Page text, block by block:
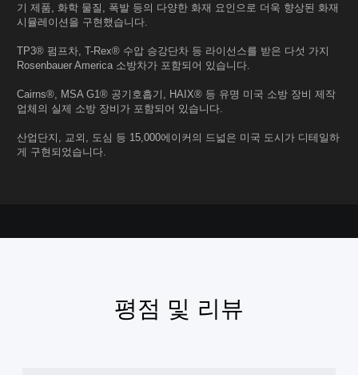
기 제품, 화학 물질, 폭발 등의 다양한 화재 요인으로 더욱 향상된 화재
시뮬레이션을 구현했습니다.
TP3® 펌프차, T-Rex® 수압 승강단차 등 라이선스를 받은 다섯 가지
Rosenbauer America 소방차가 포함되어 있습니다.
Cairns®, MSA G1® 공기호흡기, HAIX® 등 유명 미국 소방 장비 제작
업체의 실제 소방 장비가 포함되어 있습니다.
산업단지, 교외, 도심 등 15,000에이커의 드넓은 미국 도시가 디테일하
게 구현되었습니다.
평점 및 리뷰